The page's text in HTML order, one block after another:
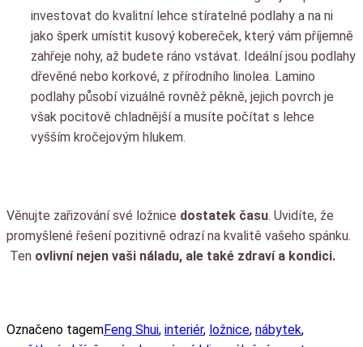
investovat do kvalitní lehce stíratelné podlahy a na ni
jako šperk umístit kusový kobereček, který vám příjemně
zahřeje nohy, až budete ráno vstávat. Ideální jsou podlahy
dřevěné nebo korkové, z přírodního linolea. Lamino
podlahy působí vizuálně rovněž pěkně, jejich povrch je
však pocitově chladnější a musíte počítat s lehce
vyšším kročejovým hlukem.
Věnujte zařizování své ložnice dostatek času. Uvidíte, že
promyšlené řešení pozitivně odrazí na kvalitě vašeho spánku.
Ten ovlivní nejen vaši náladu, ale také zdraví a kondici.
Označeno tagemFeng Shui, interiér, ložnice, nábytek,